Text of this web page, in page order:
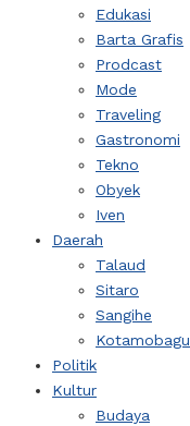
Edukasi
Barta Grafis
Prodcast
Mode
Traveling
Gastronomi
Tekno
Obyek
Iven
Daerah
Talaud
Sitaro
Sangihe
Kotamobagu
Politik
Kultur
Budaya